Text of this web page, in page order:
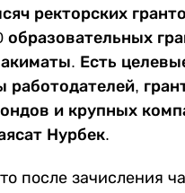
ректорских
образовательных
Есть
работодателей,
и крупных
Нурбек.
после зачисления